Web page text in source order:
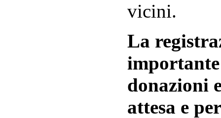
vicini.
La
donazioni
attesa e